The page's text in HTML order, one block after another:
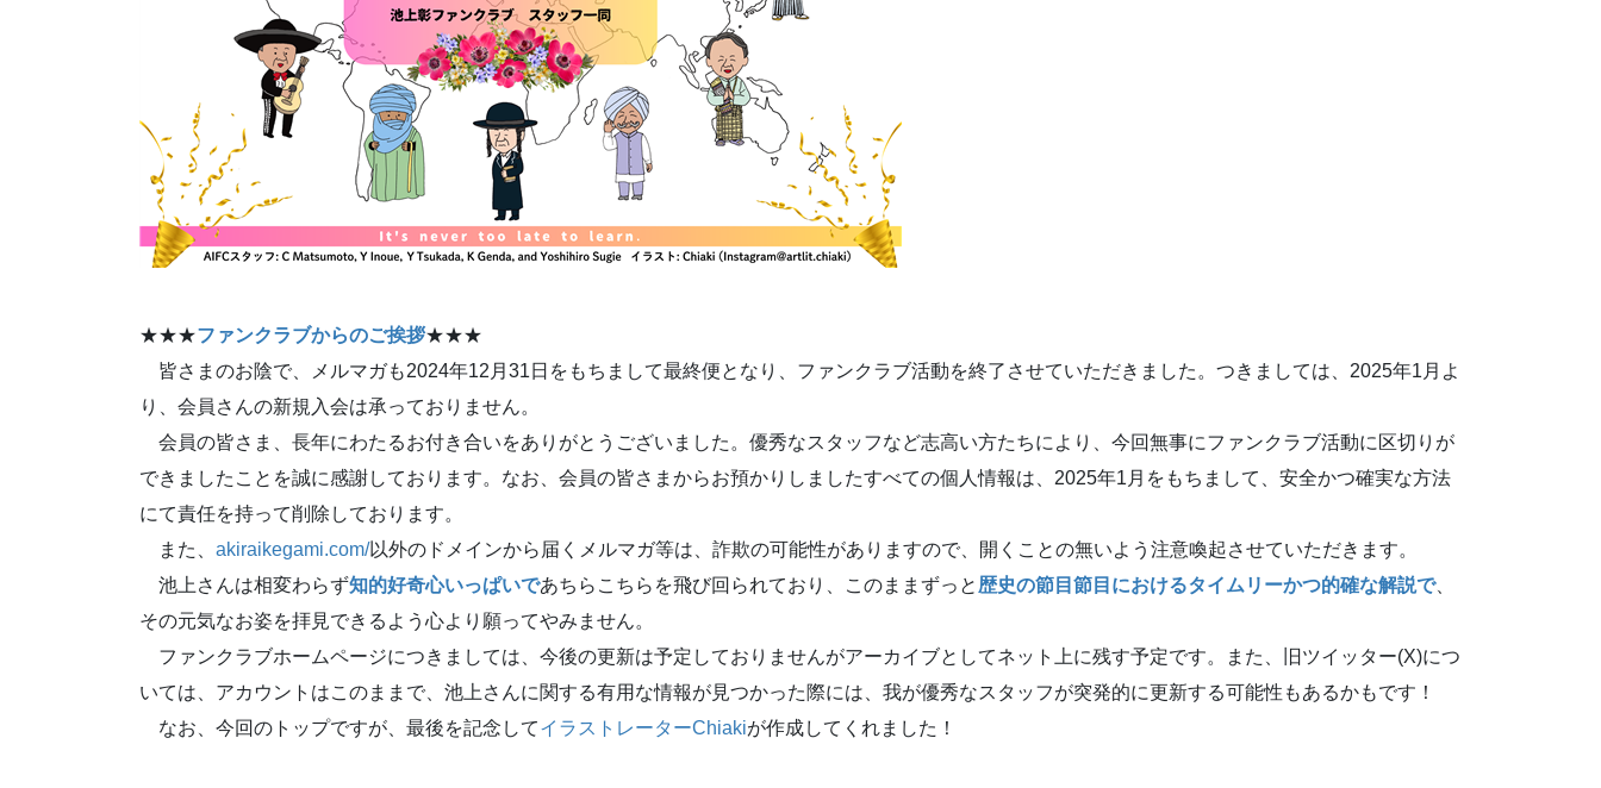
★★★ファンクラブからのご挨拶★★★
皆さまのお陰で、メルマガも2024年12月31日をもちまして最終便となり、ファンクラブ活動を終了させていただきました。つきましては、2025年1月よ
り、会員さんの新規入会は承っておりません。
会員の皆さま、長年にわたるお付き合いをありがとうございました。優秀なスタッフなど志高い方たちにより、今回無事にファンクラブ活動に区切りが
できましたことを誠に感謝しております。なお、会員の皆さまからお預かりしましたすべての個人情報は、2025年1月をもちまして、安全かつ確実な方法
にて責任を持って削除しております。
また、 akiraikegami.com/以外のドメインから届くメルマガ等は、詐欺の可能性がありますので、開くことの無いよう注意喚起させていただきます。
池上さんは相変わらず知的好奇心いっぱいであちらこちらを飛び回られており、このままずっと歴史の節目節目におけるタイムリーかつ的確な解説で、
その元気なお姿を拝見できるよう心より願ってやみません。
ファンクラブホームページにつきましては、今後の更新は予定しておりませんがアーカイブとしてネット上に残す予定です。また、旧ツイッター(X)につ
いては、アカウントはこのままで、池上さんに関する有用な情報が見つかった際には、我が優秀なスタッフが突発的に更新する可能性もあるかもです！
なお、今回のトップですが、最後を記念してイラストレーターChiakiが作成してくれました！